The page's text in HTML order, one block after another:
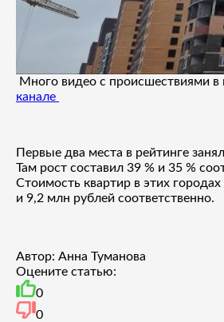
Много видео с происшествиями
канале
Первые два места в рейтинге
Там рост составил 39 % и 35 %
Стоимость квартир в этих
и 9,2 млн рублей соответственно.
Автор: Анна Туманова
Оцените статью:
0
0